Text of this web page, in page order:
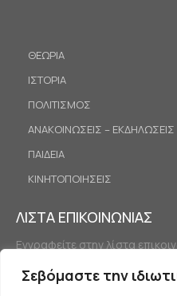
Σεβόμαστε την
ΘΕΩΡΙΑ
ΙΣΤΟΡΙΑ
ΠΟΛΙΤΙΣΜΟΣ
ΑΝΑΚΟΙΝΩΣΕΙΣ – ΕΚΔΗΛΩΣΕΙΣ
ΠΑΙΔΕΙΑ
ΚΙΝΗΤΟΠΟΙΗΣΕΙΣ
ΛΙΣΤΑ ΕΠΙΚΟΙΝΩΝΙΑΣ
Εγγραφείτε στην λίστα